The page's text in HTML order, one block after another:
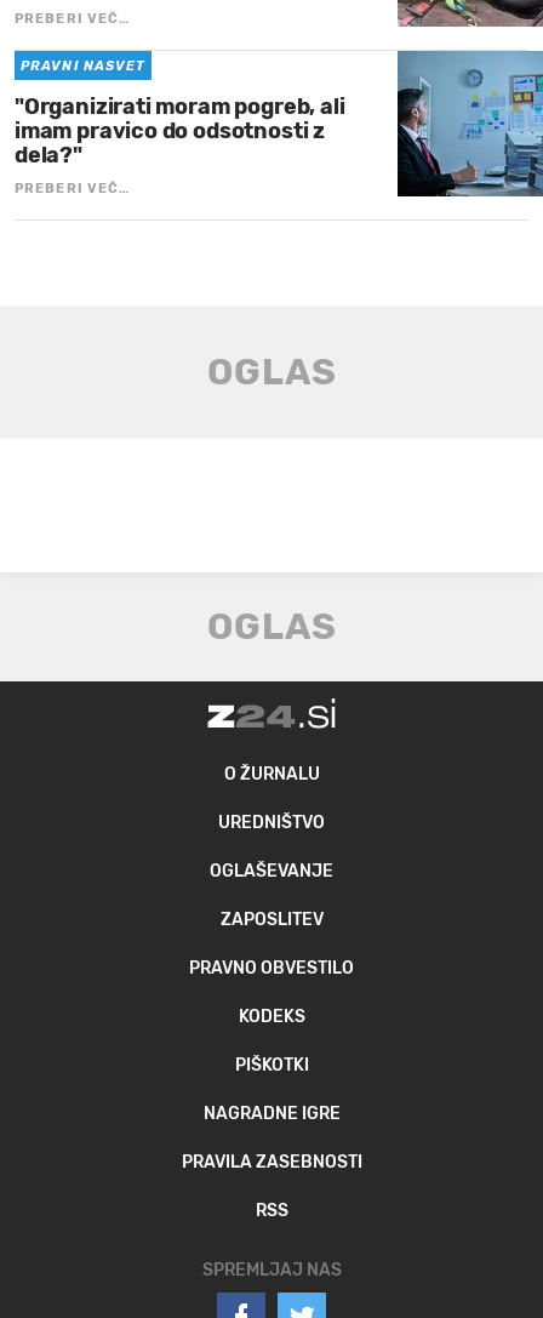
PREBERI VEČ…
PRAVNI NASVET
"Organizirati moram pogreb, ali
imam pravico do odsotnosti z
dela?"
PREBERI VEČ…
O ŽURNALU
UREDNIŠTVO
OGLAŠEVANJE
ZAPOSLITEV
PRAVNO OBVESTILO
KODEKS
PIŠKOTKI
NAGRADNE IGRE
PRAVILA ZASEBNOSTI
RSS
SPREMLJAJ NAS